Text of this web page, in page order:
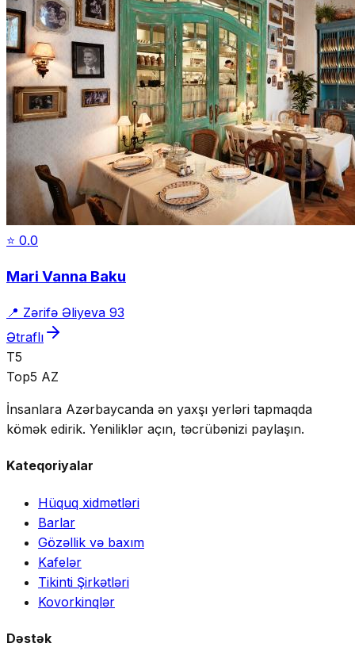
⭐ 0.0
Mari Vanna Baku
📍 Zərifə Əliyeva 93
Ətraflı
T5
Top5 AZ
İnsanlara Azərbaycanda ən yaxşı yerləri tapmaqda
kömək edirik. Yeniliklər açın, təcrübənizi paylaşın.
Kateqoriyalar
Hüquq xidmətləri
Barlar
Gözəllik və baxım
Kafelər
Tikinti Şirkətləri
Kovorkinqlər
Dəstək